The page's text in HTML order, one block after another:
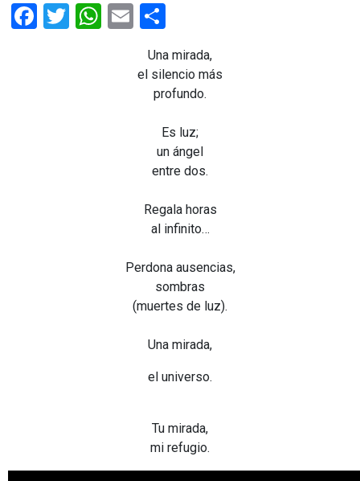
Facebook
Twitter
WhatsApp
Email
Una mirada,
el silencio más
profundo.
Es luz;
un ángel
entre dos.
Regala horas
al infinito…
Perdona ausencias,
sombras
(muertes de luz).
Una mirada,
el universo.
Tu mirada,
mi refugio.